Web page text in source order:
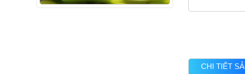
CHI TIẾT